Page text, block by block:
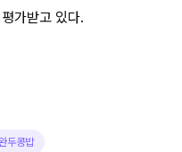
가받고 있다.
두콩밥